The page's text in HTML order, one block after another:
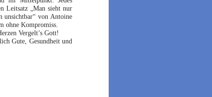
Leitsatz „Man sieht nur
unsichtbar“ von Antoine
ohne Kompromiss.
Vergelt’s Gott!
Gute, Gesundheit und